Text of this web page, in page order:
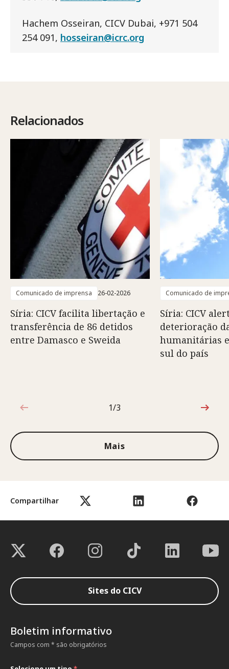
Compartilhar
Hachem Osseiran, CICV Dubai, +971 504
254 091, hosseiran@icrc.org
Relacionados
Comunicado de imprensa 26-02-2026
Síria: CICV facilita libertação e
transferência de 86 detidos
entre Damasco e Sweida
Comunicado de
Síria: CICV
deterioração
humanitárias
sul do país
1 de 3
1/3
Mais
Sites do CICV
Boletim informativo
Campos com * são obrigatórios